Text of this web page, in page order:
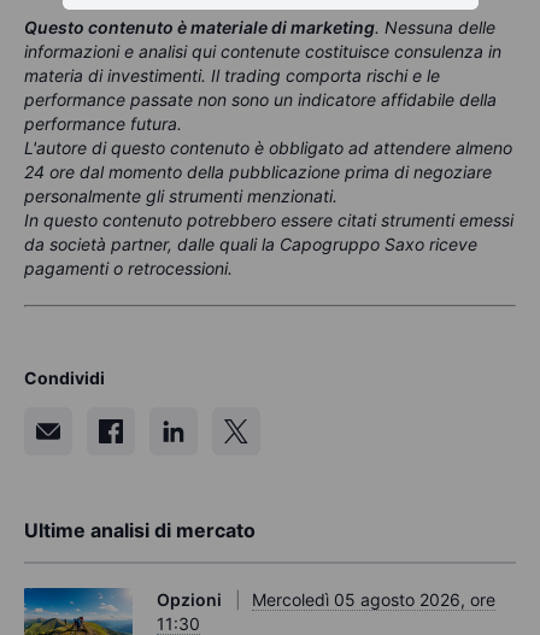
Questo contenuto è materiale di marketing. Nessuna delle
informazioni e analisi qui contenute costituisce consulenza in
materia di investimenti. Il trading comporta rischi e le
performance passate non sono un indicatore affidabile della
performance futura.
L'autore di questo contenuto è obbligato ad attendere almeno
24 ore dal momento della pubblicazione prima di negoziare
personalmente gli strumenti menzionati.
In questo contenuto potrebbero essere citati strumenti emessi
da società partner, dalle quali la Capogruppo Saxo riceve
pagamenti o retrocessioni.
Condividi
Ultime analisi di mercato
Opzioni
Mercoledì 05 agosto 2026, ore
11:30